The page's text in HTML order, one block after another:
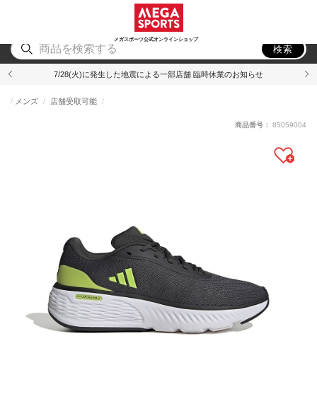
メガスポーツ公式オンラインショップ
アウトドア
検索
7/28(火)に発生した地震による一部店舗 臨時休業のお知らせ
メンズ 店舗受取可能
商品番号： 85059004